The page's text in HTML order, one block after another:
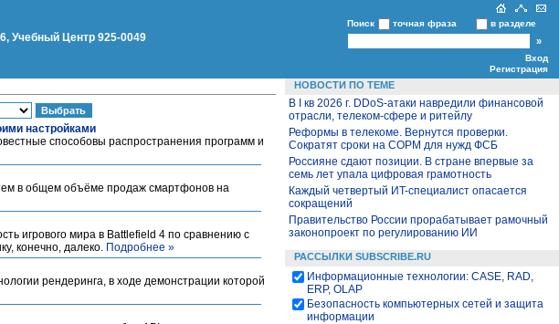
Учебный Центр 925-0049
Поиск точная фраза в разделе
Вход
Регистрация
настройками
способовы распространения программ и
в общем объёме продаж смартфонов на
игрового мира в Battlefield 4 по сравнению с
конечно, далеко. Подробнее »
рендеринга, в ходе демонстрации которой
НОВОСТИ ПО ТЕМЕ
В I кв 2026 г. DDoS-атаки навредили финансовой
отрасли, телеком-сфере и ритейлу
Реформы в телекоме. Вернутся проверки.
Сократят сроки на СОРМ для нужд ФСБ
Россияне сдают позиции. В стране впервые за
семь лет упала цифровая грамотность
Каждый четвертый ИT-специалист опасается
сокращений
Правительство России прорабатывает рамочный
законопроект по регулированию ИИ
РАССЫЛКИ SUBSCRIBE.RU
Информационные технологии: CASE, RAD,
ERP, OLAP
Безопасность компьютерных сетей и защита
информации